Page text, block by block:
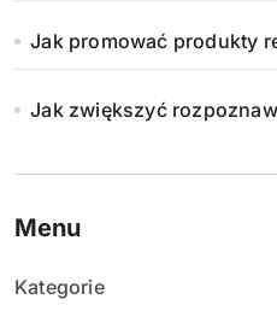
Jak promować produkty
Jak zwiększyć
Menu
Kategorie